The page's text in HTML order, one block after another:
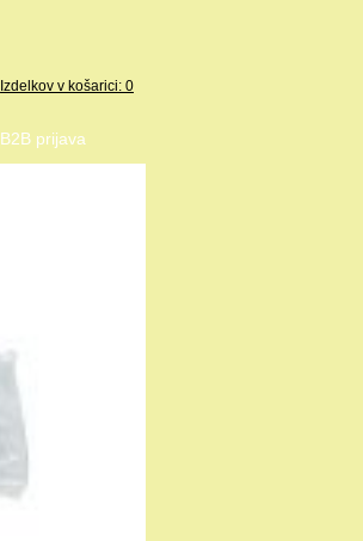
Izdelkov v košarici: 0
B2B prijava